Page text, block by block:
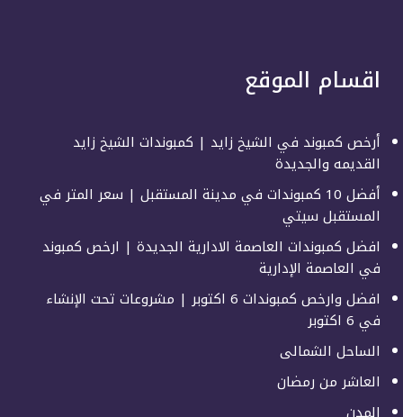
اقسام الموقع
أرخص كمبوند في الشيخ زايد | كمبوندات الشيخ زايد
القديمه والجديدة
أفضل 10 كمبوندات في مدينة المستقبل | سعر المتر في
المستقبل سيتي
افضل كمبوندات العاصمة الادارية الجديدة | ارخص كمبوند
في العاصمة الإدارية
افضل وارخص كمبوندات 6 اكتوبر | مشروعات تحت الإنشاء
في 6 اكتوبر
الساحل الشمالى
العاشر من رمضان